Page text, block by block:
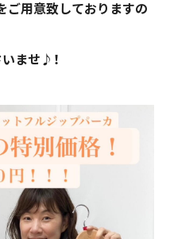
ご用意致しておりますの
ませ♪！